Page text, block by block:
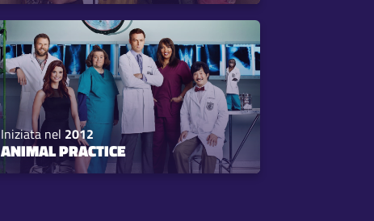
Iniziata nel 2012
ANIMAL PRACTICE